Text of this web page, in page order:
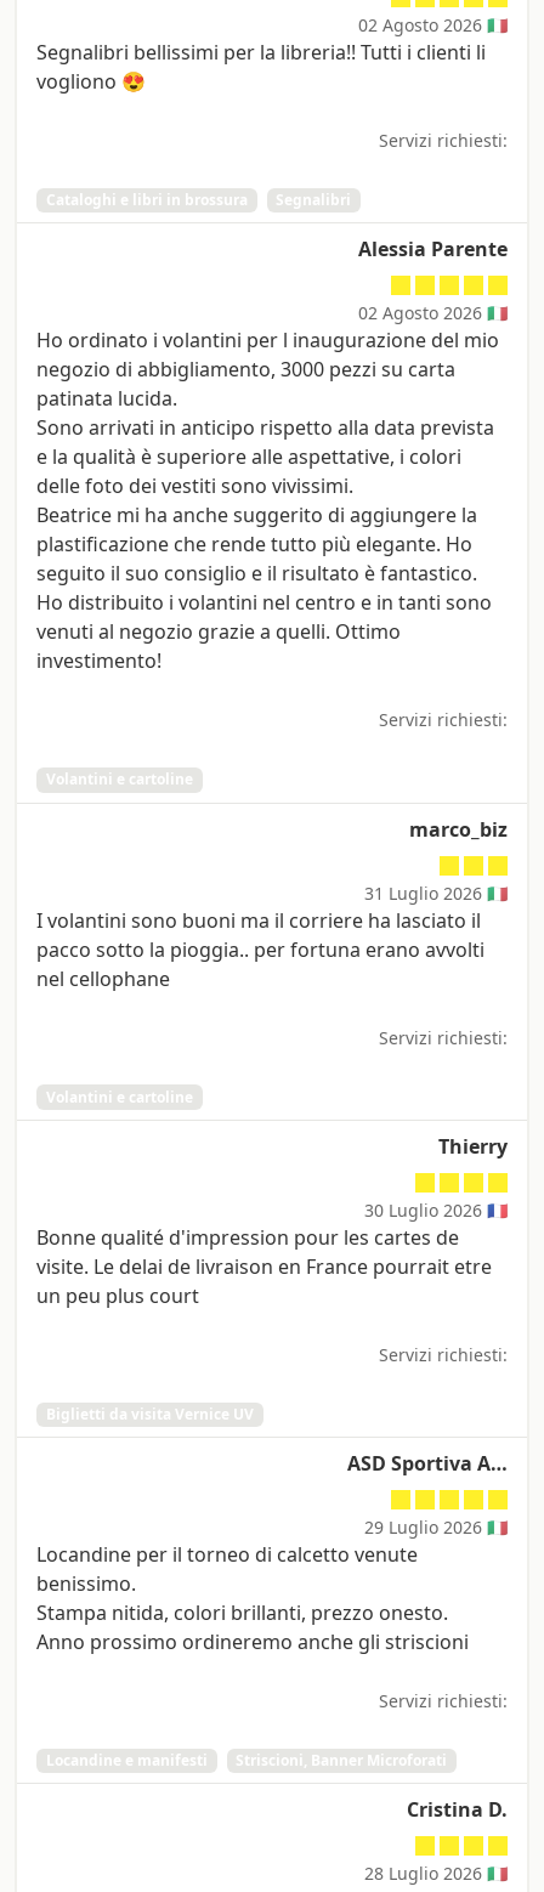
02 Agosto 2026 🇮🇹
Segnalibri bellissimi per la libreria!! Tutti i clienti li
vogliono 😍
Servizi richiesti:
Cataloghi e libri in brossura Segnalibri
Alessia Parente
02 Agosto 2026 🇮🇹
Ho ordinato i volantini per l inaugurazione del mio
negozio di abbigliamento, 3000 pezzi su carta
patinata lucida.
Sono arrivati in anticipo rispetto alla data prevista
e la qualità è superiore alle aspettative, i colori
delle foto dei vestiti sono vivissimi.
Beatrice mi ha anche suggerito di aggiungere la
plastificazione che rende tutto più elegante. Ho
seguito il suo consiglio e il risultato è fantastico.
Ho distribuito i volantini nel centro e in tanti sono
venuti al negozio grazie a quelli. Ottimo
investimento!
Servizi richiesti:
Volantini e cartoline
marco_biz
31 Luglio 2026 🇮🇹
I volantini sono buoni ma il corriere ha lasciato il
pacco sotto la pioggia.. per fortuna erano avvolti
nel cellophane
Servizi richiesti:
Volantini e cartoline
Thierry
30 Luglio 2026 🇫🇷
Bonne qualité d'impression pour les cartes de
visite. Le delai de livraison en France pourrait etre
un peu plus court
Servizi richiesti:
Biglietti da visita Vernice UV
ASD Sportiva A…
29 Luglio 2026 🇮🇹
Locandine per il torneo di calcetto venute
benissimo.
Stampa nitida, colori brillanti, prezzo onesto.
Anno prossimo ordineremo anche gli striscioni
Servizi richiesti:
Locandine e manifesti Striscioni, Banner Microforati
Cristina D.
28 Luglio 2026 🇮🇹